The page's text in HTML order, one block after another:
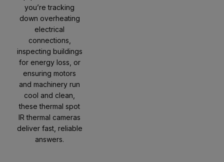
you’re tracking
down overheating
electrical
connections,
inspecting buildings
for energy loss, or
ensuring motors
and machinery run
cool and clean,
these thermal spot
IR thermal cameras
deliver fast, reliable
answers.